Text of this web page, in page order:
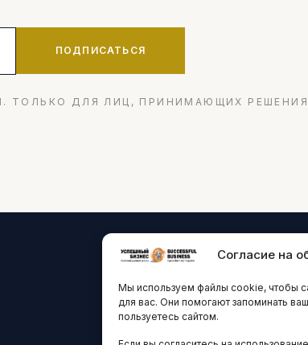
Согласие на
Мы используем файлы cookie, чтобы
для вас. Они помогают запоминать
пользуетесь сайтом.
ПОДПИСАТЬСЯ
ТОЛЬКО ДЛЯ ЛИЦ, ПРИНИМАЮЩИХ
ТЕХНОЛОГИИ И
ИННОВАЦИИ
Стартапы и исследования